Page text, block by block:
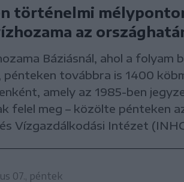
történelmi
az
Báziásnál, ahol a folyam
pénteken továbbra is 1400
amely az 1985-ben
felel meg – közölte pénteken
Vízgazdálkodási Intézet
07., péntek